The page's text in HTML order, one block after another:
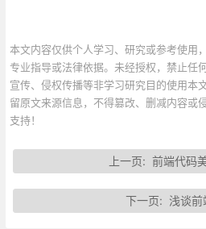
本文内容仅供个人学习、研究或参考使用
专业指导或法律依据。未经授权，禁止任
宣传、侵权传播等非学习研究目的使用本
留原文来源信息，不得篡改、删减内容或
支持！
上一页: 前端代码
下一页: 浅谈前